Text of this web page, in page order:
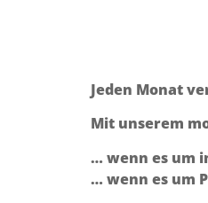
Jeden Monat
Mit unserem
… wenn es um
… wenn es um